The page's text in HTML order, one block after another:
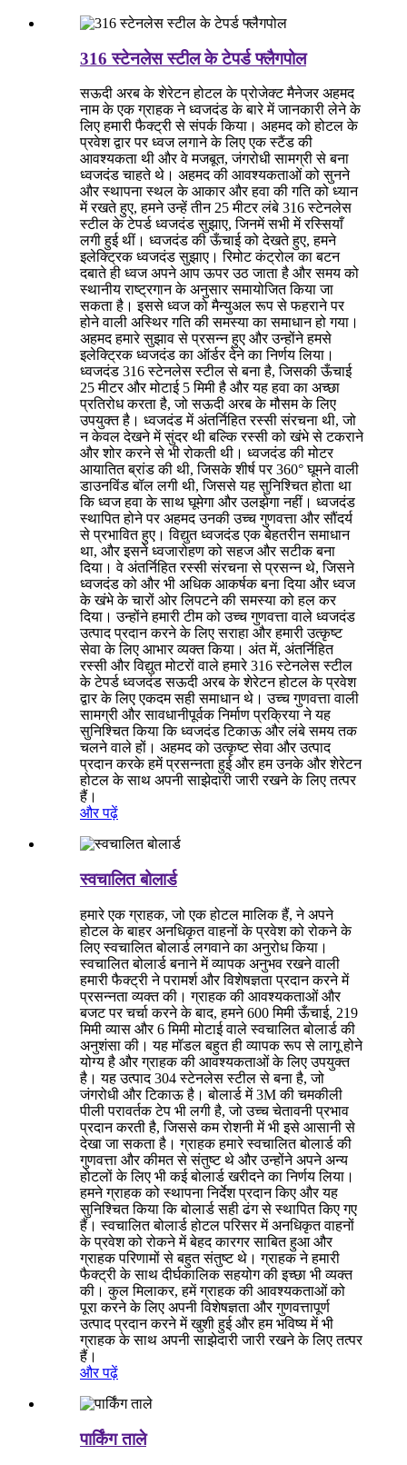
316 स्टेनलेस स्टील के टेपर्ड फ्लैगपोल
सऊदी अरब के शेरेटन होटल के प्रोजेक्ट मैनेजर अहमद
नाम के एक ग्राहक ने ध्वजदंड के बारे में जानकारी लेने के
लिए हमारी फैक्ट्री से संपर्क किया। अहमद को होटल के
प्रवेश द्वार पर ध्वज लगाने के लिए एक स्टैंड की
आवश्यकता थी और वे मजबूत, जंगरोधी सामग्री से बना
ध्वजदंड चाहते थे। अहमद की आवश्यकताओं को सुनने
और स्थापना स्थल के आकार और हवा की गति को ध्यान
में रखते हुए, हमने उन्हें तीन 25 मीटर लंबे 316 स्टेनलेस
स्टील के टेपर्ड ध्वजदंड सुझाए, जिनमें सभी में रस्सियाँ
लगी हुई थीं। ध्वजदंड की ऊँचाई को देखते हुए, हमने
इलेक्ट्रिक ध्वजदंड सुझाए। रिमोट कंट्रोल का बटन
दबाते ही ध्वज अपने आप ऊपर उठ जाता है और समय को
स्थानीय राष्ट्रगान के अनुसार समायोजित किया जा
सकता है। इससे ध्वज को मैन्युअल रूप से फहराने पर
होने वाली अस्थिर गति की समस्या का समाधान हो गया।
अहमद हमारे सुझाव से प्रसन्न हुए और उन्होंने हमसे
इलेक्ट्रिक ध्वजदंड का ऑर्डर देने का निर्णय लिया।
ध्वजदंड 316 स्टेनलेस स्टील से बना है, जिसकी ऊँचाई
25 मीटर और मोटाई 5 मिमी है और यह हवा का अच्छा
प्रतिरोध करता है, जो सऊदी अरब के मौसम के लिए
उपयुक्त है। ध्वजदंड में अंतर्निहित रस्सी संरचना थी, जो
न केवल देखने में सुंदर थी बल्कि रस्सी को खंभे से टकराने
और शोर करने से भी रोकती थी। ध्वजदंड की मोटर
आयातित ब्रांड की थी, जिसके शीर्ष पर 360° घूमने वाली
डाउनविंड बॉल लगी थी, जिससे यह सुनिश्चित होता था
कि ध्वज हवा के साथ घूमेगा और उलझेगा नहीं। ध्वजदंड
स्थापित होने पर अहमद उनकी उच्च गुणवत्ता और सौंदर्य
से प्रभावित हुए। विद्युत ध्वजदंड एक बेहतरीन समाधान
था, और इसने ध्वजारोहण को सहज और सटीक बना
दिया। वे अंतर्निहित रस्सी संरचना से प्रसन्न थे, जिसने
ध्वजदंड को और भी अधिक आकर्षक बना दिया और ध्वज
के खंभे के चारों ओर लिपटने की समस्या को हल कर
दिया। उन्होंने हमारी टीम को उच्च गुणवत्ता वाले ध्वजदंड
उत्पाद प्रदान करने के लिए सराहा और हमारी उत्कृष्ट
सेवा के लिए आभार व्यक्त किया। अंत में, अंतर्निहित
रस्सी और विद्युत मोटरों वाले हमारे 316 स्टेनलेस स्टील
के टेपर्ड ध्वजदंड सऊदी अरब के शेरेटन होटल के प्रवेश
द्वार के लिए एकदम सही समाधान थे। उच्च गुणवत्ता वाली
सामग्री और सावधानीपूर्वक निर्माण प्रक्रिया ने यह
सुनिश्चित किया कि ध्वजदंड टिकाऊ और लंबे समय तक
चलने वाले हों। अहमद को उत्कृष्ट सेवा और उत्पाद
प्रदान करके हमें प्रसन्नता हुई और हम उनके और शेरेटन
होटल के साथ अपनी साझेदारी जारी रखने के लिए तत्पर
हैं।
और पढ़ें
स्वचालित बोलार्ड
हमारे एक ग्राहक, जो एक होटल मालिक हैं, ने अपने
होटल के बाहर अनधिकृत वाहनों के प्रवेश को रोकने के
लिए स्वचालित बोलार्ड लगवाने का अनुरोध किया।
स्वचालित बोलार्ड बनाने में व्यापक अनुभव रखने वाली
हमारी फैक्ट्री ने परामर्श और विशेषज्ञता प्रदान करने में
प्रसन्नता व्यक्त की। ग्राहक की आवश्यकताओं और
बजट पर चर्चा करने के बाद, हमने 600 मिमी ऊँचाई, 219
मिमी व्यास और 6 मिमी मोटाई वाले स्वचालित बोलार्ड की
अनुशंसा की। यह मॉडल बहुत ही व्यापक रूप से लागू होने
योग्य है और ग्राहक की आवश्यकताओं के लिए उपयुक्त
है। यह उत्पाद 304 स्टेनलेस स्टील से बना है, जो
जंगरोधी और टिकाऊ है। बोलार्ड में 3M की चमकीली
पीली परावर्तक टेप भी लगी है, जो उच्च चेतावनी प्रभाव
प्रदान करती है, जिससे कम रोशनी में भी इसे आसानी से
देखा जा सकता है। ग्राहक हमारे स्वचालित बोलार्ड की
गुणवत्ता और कीमत से संतुष्ट थे और उन्होंने अपने अन्य
होटलों के लिए भी कई बोलार्ड खरीदने का निर्णय लिया।
हमने ग्राहक को स्थापना निर्देश प्रदान किए और यह
सुनिश्चित किया कि बोलार्ड सही ढंग से स्थापित किए गए
हैं। स्वचालित बोलार्ड होटल परिसर में अनधिकृत वाहनों
के प्रवेश को रोकने में बेहद कारगर साबित हुआ और
ग्राहक परिणामों से बहुत संतुष्ट थे। ग्राहक ने हमारी
फैक्ट्री के साथ दीर्घकालिक सहयोग की इच्छा भी व्यक्त
की। कुल मिलाकर, हमें ग्राहक की आवश्यकताओं को
पूरा करने के लिए अपनी विशेषज्ञता और गुणवत्तापूर्ण
उत्पाद प्रदान करने में खुशी हुई और हम भविष्य में भी
ग्राहक के साथ अपनी साझेदारी जारी रखने के लिए तत्पर
हैं।
और पढ़ें
पार्किंग ताले